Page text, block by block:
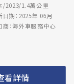
/2023/1.4萬公里
日期：2025年 06月
商：海外車服務中心
看詳情